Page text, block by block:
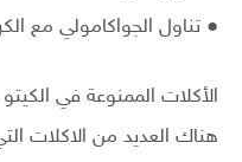
● تناول الجواكامولي مع
الأكلات الممنوعة في
هناك العديد من الاكلات